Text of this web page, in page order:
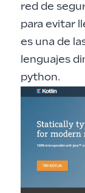
red de
para evitar
es una de
lenguajes
python.